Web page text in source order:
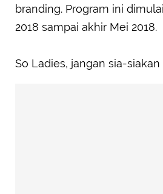
branding. Program ini
2018 sampai akhir Mei 2018.
So Ladies, jangan sia-